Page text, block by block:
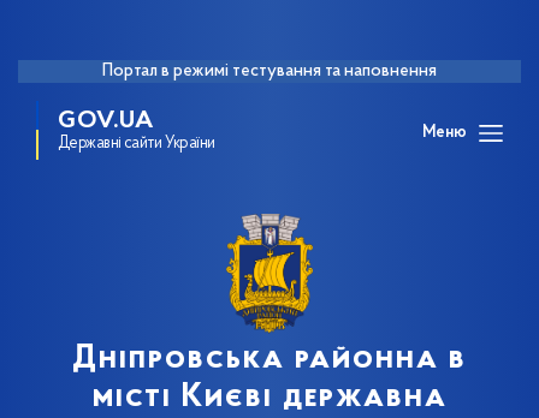
Портал в режимі тестування та наповнення
GOV.UA
Державні сайти України
Меню
Дніпровська районна в
місті Києві державна